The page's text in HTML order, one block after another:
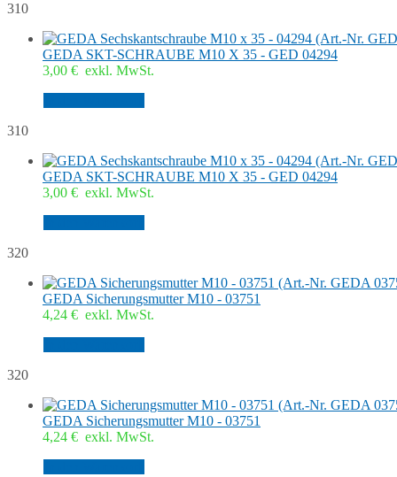
310
GEDA SKT-SCHRAUBE M10 X 35 - GED 04294
3,00 € exkl. MwSt.
310
GEDA SKT-SCHRAUBE M10 X 35 - GED 04294
3,00 € exkl. MwSt.
320
GEDA Sicherungsmutter M10 - 03751
4,24 € exkl. MwSt.
320
GEDA Sicherungsmutter M10 - 03751
4,24 € exkl. MwSt.